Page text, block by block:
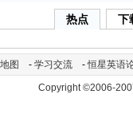
热点 下
图 - 学习交流 -恒星英语
Copyright ©2006-